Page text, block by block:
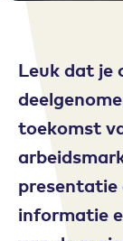
Leuk dat je
toekomst
presentatie
informatie